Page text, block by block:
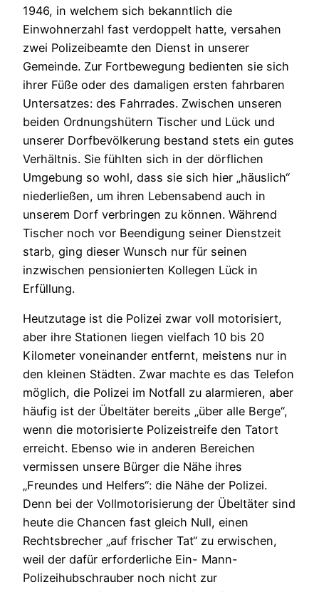
1946, in welchem sich bekanntlich die
Einwohnerzahl fast verdoppelt hatte, versahen
zwei Polizeibeamte den Dienst in unserer
Gemeinde. Zur Fortbewegung bedienten sie sich
ihrer Füße oder des damaligen ersten fahrbaren
Untersatzes: des Fahrrades. Zwischen unseren
beiden Ordnungshütern Tischer und Lück und
unserer Dorfbevölkerung bestand stets ein gutes
Verhältnis. Sie fühlten sich in der dörflichen
Umgebung so wohl, dass sie sich hier „häuslich“
niederließen, um ihren Lebensabend auch in
unserem Dorf verbringen zu können. Während
Tischer noch vor Beendigung seiner Dienstzeit
starb, ging dieser Wunsch nur für seinen
inzwischen pensionierten Kollegen Lück in
Erfüllung.
Heutzutage ist die Polizei zwar voll motorisiert,
aber ihre Stationen liegen vielfach 10 bis 20
Kilometer voneinander entfernt, meistens nur in
den kleinen Städten. Zwar machte es das Telefon
möglich, die Polizei im Notfall zu alarmieren, aber
häufig ist der Übeltäter bereits „über alle Berge“,
wenn die motorisierte Polizeistreife den Tatort
erreicht. Ebenso wie in anderen Bereichen
vermissen unsere Bürger die Nähe ihres
„Freundes und Helfers“: die Nähe der Polizei.
Denn bei der Vollmotorisierung der Übeltäter sind
heute die Chancen fast gleich Null, einen
Rechtsbrecher „auf frischer Tat“ zu erwischen,
weil der dafür erforderliche Ein- Mann-
Polizeihubschrauber noch nicht zur